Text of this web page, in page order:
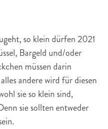
so klein dürfen 2021
Bargeld und/oder
müssen darin
andere wird für diesen
sie so klein sind,
sie sollten entweder